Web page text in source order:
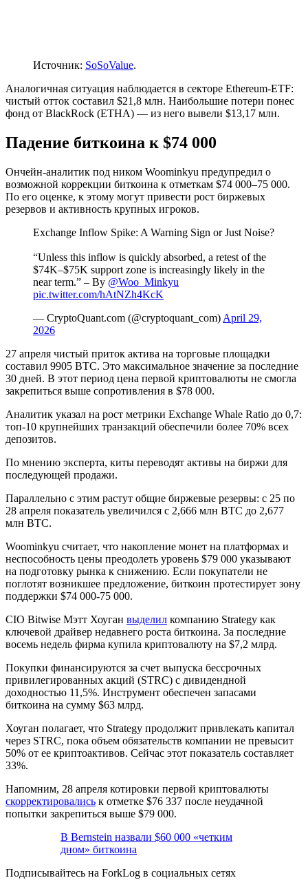
Источник: SoSoValue.
Аналогичная ситуация наблюдается в секторе Ethereum-ETF:
чистый отток составил $21,8 млн. Наибольшие потери понес
фонд от BlackRock (ETHA) — из него вывели $13,17 млн.
Падение биткоина к $74 000
Ончейн-аналитик под ником Woominkyu предупредил о
возможной коррекции биткоина к отметкам $74 000–75 000.
По его оценке, к этому могут привести рост биржевых
резервов и активность крупных игроков.
Exchange Inflow Spike: A Warning Sign or Just Noise?
“Unless this inflow is quickly absorbed, a retest of the
$74K–$75K support zone is increasingly likely in the
near term.” – By @Woo_Minkyu
pic.twitter.com/hAtNZh4KcK
— CryptoQuant.com (@cryptoquant_com) April 29,
2026
27 апреля чистый приток актива на торговые площадки
составил 9905 BTC. Это максимальное значение за последние
30 дней. В этот период цена первой криптовалюты не смогла
закрепиться выше сопротивления в $78 000.
Аналитик указал на рост метрики Exchange Whale Ratio до 0,7:
топ-10 крупнейших транзакций обеспечили более 70% всех
депозитов.
По мнению эксперта, киты переводят активы на биржи для
последующей продажи.
Параллельно с этим растут общие биржевые резервы: с 25 по
28 апреля показатель увеличился с 2,666 млн BTC до 2,677
млн BTC.
Woominkyu считает, что накопление монет на платформах и
неспособность цены преодолеть уровень $79 000 указывают
на подготовку рынка к снижению. Если покупатели не
поглотят возникшее предложение, биткоин протестирует зону
поддержки $74 000-75 000.
CIO Bitwise Мэтт Хоуган выделил компанию Strategy как
ключевой драйвер недавнего роста биткоина. За последние
восемь недель фирма купила криптовалюту на $7,2 млрд.
Покупки финансируются за счет выпуска бессрочных
привилегированных акций (STRC) с дивидендной
доходностью 11,5%. Инструмент обеспечен запасами
биткоина на сумму $63 млрд.
Хоуган полагает, что Strategy продолжит привлекать капитал
через STRC, пока объем обязательств компании не превысит
50% от ее криптоактивов. Сейчас этот показатель составляет
33%.
Напомним, 28 апреля котировки первой криптовалюты
скорректировались к отметке $76 337 после неудачной
попытки закрепиться выше $79 000.
В Bernstein назвали $60 000 «четким
дном» биткоина
Подписывайтесь на ForkLog в социальных сетях